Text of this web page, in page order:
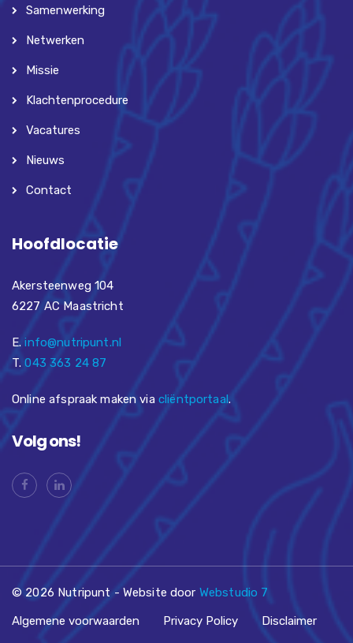
Samenwerking
Netwerken
Missie
Klachtenprocedure
Vacatures
Nieuws
Contact
Hoofdlocatie
Akersteenweg 104
6227 AC Maastricht
E.info@nutripunt.nl
T.043 363 24 87
Online afspraak maken via cliëntportaal.
Volg ons!
© 2026 Nutripunt - Website door Webstudio 7
Algemene voorwaarden
Privacy Policy Disclaimer